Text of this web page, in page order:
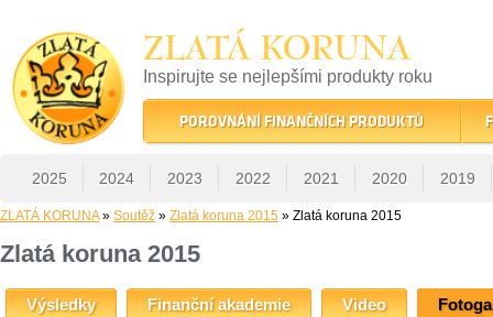
ZLATÁ KORUNA
Inspirujte se nejlepšími produkty roku
22 let tradice a kvality na finančním trhu
POROVNÁNÍ FINANČNÍCH PRODUKTŮ
2025 2024 2023 2022 2021 2020 2019
ZLATÁ KORUNA» Soutěž » Zlatá koruna 2015 » Zlatá koruna 2015
Zlatá koruna 2015
Výsledky Finanční akademie Video